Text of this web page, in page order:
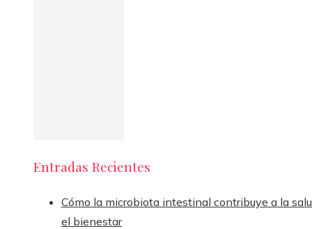
Entradas Recientes
Cómo la microbiota intestinal contribuye a la
el bienestar